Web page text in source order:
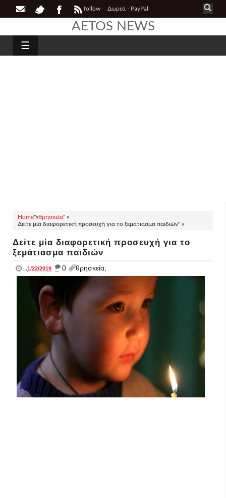
follow Δωρεά - PayPal
AETOS NEWS
☰
Home"»θρησκεία" »
Δείτε μία διαφορετική προσευχή για το ξεμάτιασμα παιδιών" »
Δείτε μία διαφορετική προσευχή για το
ξεμάτιασμα παιδιών
..1/22/2019 _ 0 θρησκεία,